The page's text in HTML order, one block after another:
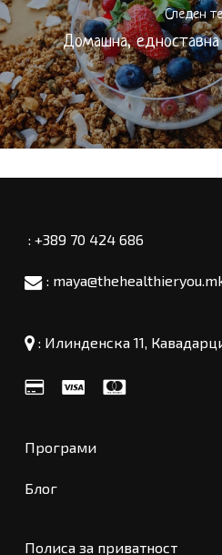
Следен
Домашна, едноставна
: +389 70 424 686
:
: Илинденска 11,
Програми
Блог
Полиса за приватност